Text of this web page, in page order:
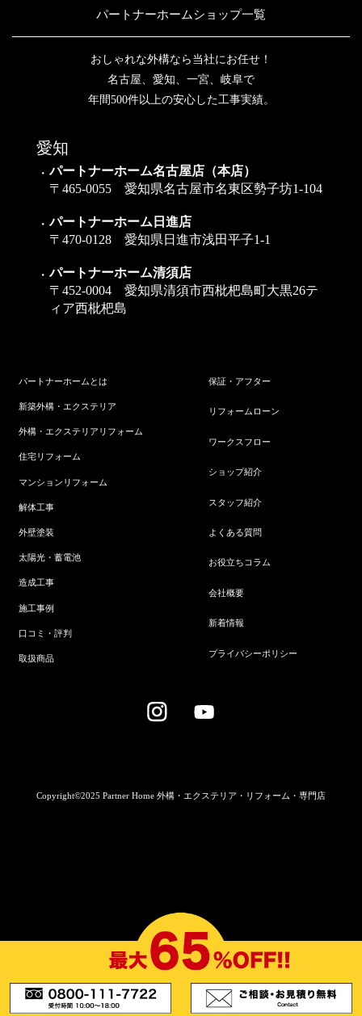
パートナーホームショップ一覧
おしゃれな外構なら当社にお任せ！
名古屋、愛知、一宮、岐阜で
年間500件以上の安心した工事実績。
愛知
パートナーホーム名古屋店（本店）
〒465-0055 愛知県名古屋市名東区勢子坊1-104
パートナーホーム日進店
〒470-0128 愛知県日進市浅田平子1-1
パートナーホーム清須店
〒452-0004 愛知県清須市西枇杷島町大黒26テ
ィア西枇杷島
パートナーホームとは
新築外構・エクステリア
外構・エクステリアリフォーム
住宅リフォーム
マンションリフォーム
解体工事
外壁塗装
太陽光・蓄電池
造成工事
施工事例
口コミ・評判
取扱商品
保証・アフター
リフォームローン
ワークスフロー
ショップ紹介
スタッフ紹介
よくある質問
お役立ちコラム
会社概要
新着情報
プライバシーポリシー
Copyright©2025 Partner Home 外構・エクステリア・リフォーム・専門店